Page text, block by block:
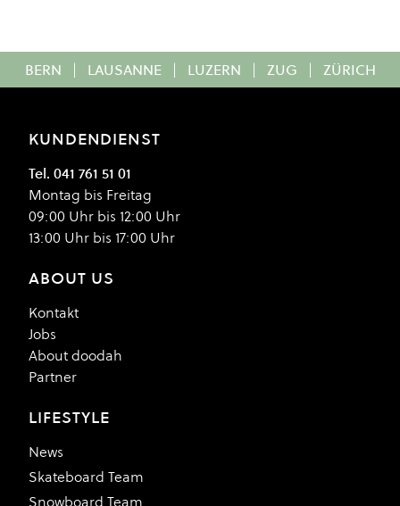
BERN | LAUSANNE | LUZERN | ZUG | ZÜRICH
KUNDENDIENST
Tel. 041 761 51 01
Montag bis Freitag
09:00 Uhr bis 12:00 Uhr
13:00 Uhr bis 17:00 Uhr
ABOUT US
Kontakt
Jobs
About doodah
Partner
LIFESTYLE
News
Skateboard Team
Snowboard Team